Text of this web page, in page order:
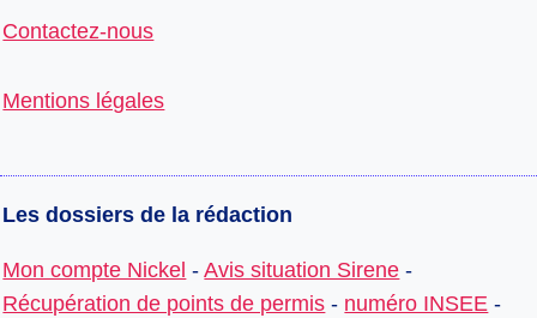
Contactez-nous
Mentions légales
Les dossiers de la rédaction
Mon compte Nickel -Avis situation Sirene -
Récupération de points de permis - numéro INSEE -